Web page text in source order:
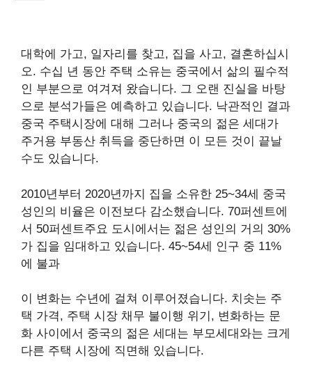
대학에 가고, 일자리를 찾고, 집을 사고, 결혼하십시
오. 수십 년 동안 주택 소유는 중국에서 삶의 필수적
인 부분으로 여겨져 왔습니다. 그 오랜 진실을 바탕
으로 분석가들은 예측하고 있습니다. 낙관적인 결과
중국 주택시장에 대해 그러나 중국의 젊은 세대가
주거용 부동산 취득을 중단하면 이 모든 것이 끝날
수도 있습니다.
2010년부터 2020년까지 집을 소유한 25~34세 중국
성인의 비율은 이전보다 감소했습니다. 70퍼센트에
서 50퍼센트 주요 도시에서는 젊은 성인의 거의 30%
가 집을 임대하고 있습니다. 45~54세 인구 중 11%
에 불과
이 변화는 수년에 걸쳐 이루어졌습니다. 치솟는 주
택 가격, 주택 시장 채무 불이행 위기, 변화하는 문
화 사이에서 중국의 젊은 세대는 부모세대와는 크게
다른 주택 시장에 직면해 있습니다.